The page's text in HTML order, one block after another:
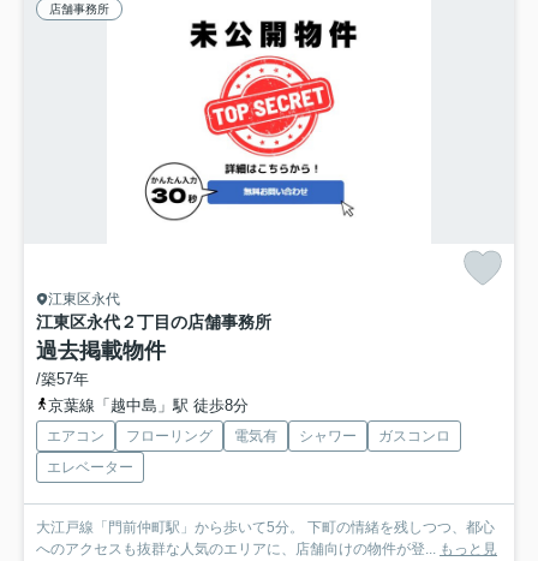
店舗事務所
江東区永代
江東区永代２丁目の店舗事務所
過去掲載物件
/築57年
京葉線「越中島」駅 徒歩8分
エアコン フローリング 電気有 シャワー
ガスコンロ
エレベーター
大江戸線「門前仲町駅」から歩いて5分。 下町の情緒を残しつつ、都心
へのアクセスも抜群な人気のエリアに、店舗向けの物件が登... もっと見